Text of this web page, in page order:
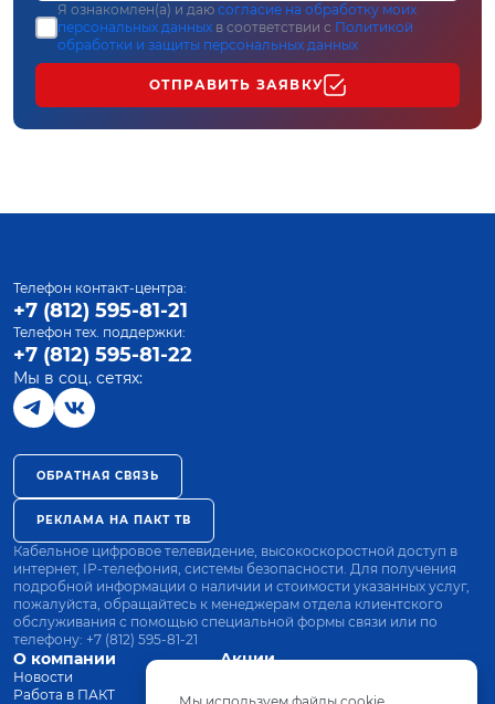
Я ознакомлен(а) и даю согласие на обработку моих
персональных данных в соответствии с Политикой
обработки и защиты персональных данных
ОТПРАВИТЬ ЗАЯВКУ
О компании
Новости
Работа в ПАКТ
Акции
Оплата
Телефон контакт-центра:
+7 (812) 595-81-21
Телефон тех. поддержки:
+7 (812) 595-81-22
Мы в соц. сетях:
ОБРАТНАЯ СВЯЗЬ
РЕКЛАМА НА ПАКТ ТВ
Кабельное цифровое телевидение, высокоскоростной доступ в
интернет, IP-телефония, системы безопасности. Для получения
подробной информации о наличии и стоимости указанных услуг,
пожалуйста, обращайтесь к менеджерам отдела клиентского
обслуживания с помощью специальной формы связи или по
телефону: +7 (812) 595-81-21